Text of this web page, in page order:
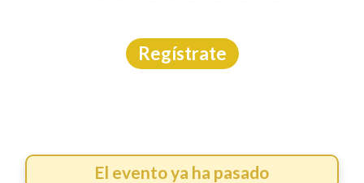
Regístrate
El evento ya ha pasado